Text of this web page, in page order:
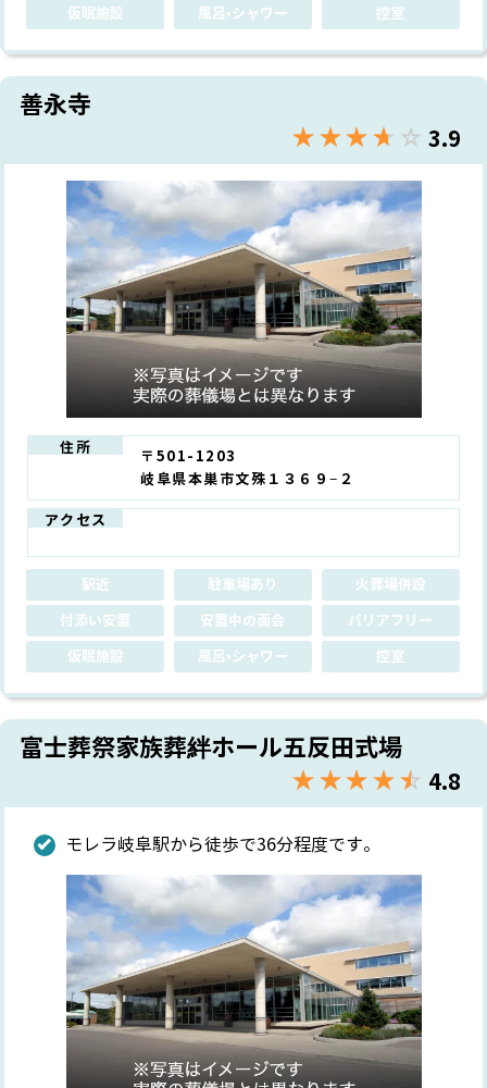
仮眠施設
風呂•シャワー 控室
善永寺
★★★★★
☆☆☆☆☆ 3.9
住所
〒501-1203
岐阜県本巣市文殊１３６９−２
アクセス
駅近 駐車場あり
火葬場併設
付添い安置
安置中の面会
バリアフリー
仮眠施設
風呂•シャワー 控室
富士葬祭家族葬絆ホール五反田式場
★★★★★
☆☆☆☆☆ 4.8
モレラ岐阜駅から徒歩で36分程度です。